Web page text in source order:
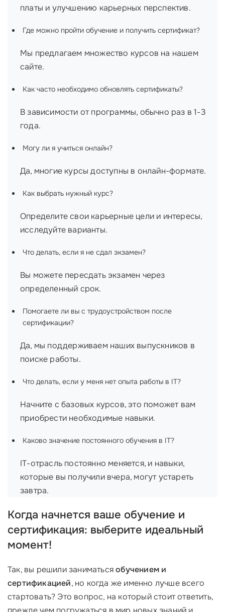
платы и улучшению карьерных перспектив.
Где можно пройти обучение и получить сертификат?
Мы предлагаем множество курсов на нашем
сайте.
Как часто необходимо обновлять сертификаты?
В зависимости от программы, обычно раз в 1-3
года.
Могу ли я учиться онлайн?
Да, многие курсы доступны в онлайн-формате.
Как выбрать нужный курс?
Определите свои карьерные цели и интересы,
исследуйте варианты.
Что делать, если я не сдал экзамен?
Вы можете пересдать экзамен через
определенный срок.
Помогаете ли вы с трудоустройством после
сертификации?
Да, мы поддерживаем наших выпускников в
поиске работы.
Что делать, если у меня нет опыта работы в IT?
Начните с базовых курсов, это поможет вам
приобрести необходимые навыки.
Каково значение постоянного обучения в IT?
IT-отрасль постоянно меняется, и навыки,
которые вы получили вчера, могут устареть
завтра.
Когда начнется ваше обучение и
сертификация: выберите идеальный
момент!
Так, вы решили заниматьсяобучением и
сертификацией, но когда же именно лучше всего
стартовать? Это вопрос, на который стоит ответить,